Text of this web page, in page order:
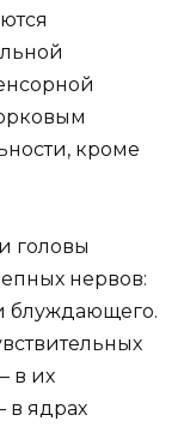
кроме
головы
нервов:
блуждающего.
в их
в ядрах